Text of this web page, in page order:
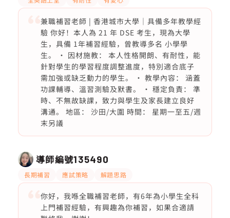
兼職補習老師 | 香港城市大學｜具備多年教學經
驗 你好！本人為 21 年 DSE 考生，現為大學
生，具備 1年補習經驗，曾教導多名 小學學
生。 • 因材施教： 本人性格開朗、有耐性，能
針對學生的學習程度調整進度，特別適合底子
需加強或缺乏動力的學生。 • 教學內容： 涵蓋
功課輔導、溫習測驗及默書。 • 穩定負責： 準
時、不無故缺課，致力與學生及家長建立良好
溝通。 地區： 沙田/大圍 時間： 星期一至五/週
末另議
導師編號135490
長期補習 應試策略 解題思路
你好，我喺全職補習老師，有6年為小學生全科
上門補習經驗，有興趣為你補習，如果合適請